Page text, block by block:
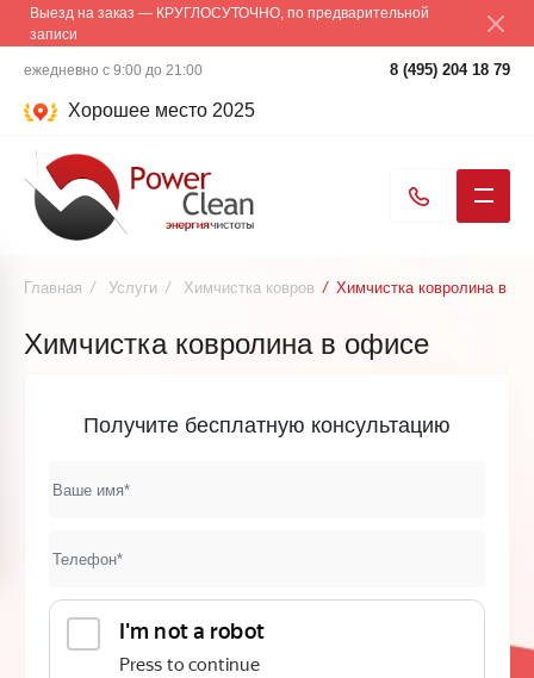
Выезд на заказ — КРУГЛОСУТОЧНО, по предварительной
записи
ежедневно с 9:00 до 21:00 8 (495) 204 18 79
Хорошее место 2025
Главная / Услуги / Химчистка ковров / Химчистка ковролина в
Химчистка ковролина в офисе
Получите бесплатную консультацию